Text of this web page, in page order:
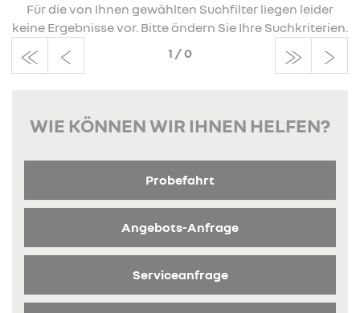
Für die von Ihnen gewählten Suchfilter liegen leider
keine Ergebnisse vor. Bitte ändern Sie Ihre Suchkriterien.
1 /0
WIE KÖNNEN WIR IHNEN HELFEN?
Probefahrt
Angebots-Anfrage
Serviceanfrage